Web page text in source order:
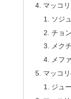
マッコ
ソジュ
チョ
メク
メフ
マッコ
ジュ